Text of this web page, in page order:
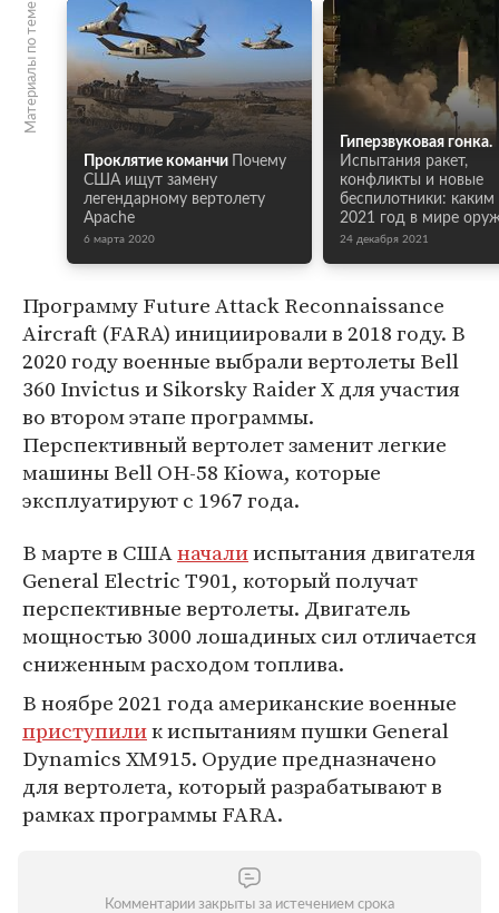
Материалы по теме
Проклятие команчи
Почему
США ищут замену
легендарному вертолету
Apache
6 марта 2020
Гиперзвуковая гонка.
Испытания ракет,
конфликты и новые
беспилотники:
2021 год в мире
24 декабря 2021
Программу Future Attack Reconnaissance
Aircraft (FARA) инициировали в 2018 году. В
2020 году военные выбрали вертолеты Bell
360 Invictus и Sikorsky Raider X для участия
во втором этапе программы.
Перспективный вертолет заменит легкие
машины Bell OH-58 Kiowa, которые
эксплуатируют с 1967 года.
В марте в СШАначалииспытания двигателя
General Electric T901, который получат
перспективные вертолеты. Двигатель
мощностью 3000 лошадиных сил отличается
сниженным расходом топлива.
В ноябре 2021 года американские военные
приступилик испытаниям пушки General
Dynamics XM915. Орудие предназначено
для вертолета, который разрабатывают в
рамках программы FARA.
Комментарии закрыты за истечением срока